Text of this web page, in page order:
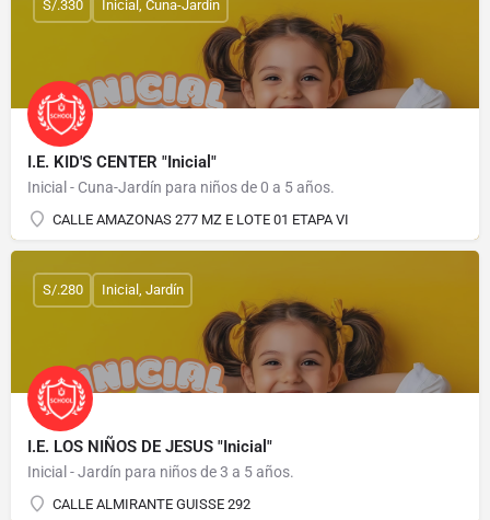
I.E. KID'S CENTER "Inicial"
Inicial - Cuna-Jardín para niños de 0 a 5 años.
CALLE AMAZONAS 277 MZ E LOTE 01 ETAPA VI
S/.330 Inicial, Cuna-Jardín
I.E. LOS NIÑOS DE JESUS "Inicial"
Inicial - Jardín para niños de 3 a 5 años.
CALLE ALMIRANTE GUISSE 292
S/.280 Inicial, Jardín